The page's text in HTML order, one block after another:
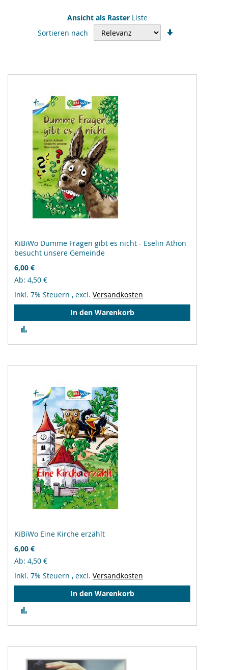
Ansicht als Raster Liste
Sortieren nach
KiBiWo Dumme Fragen gibt es nicht - Eselin Athon
besucht unsere Gemeinde
6,00 €
Ab 4,50 €
Inkl. 7% Steuern , excl. Versandkosten
In den Warenkorb
hinzufügen
KiBiWo Eine Kirche erzählt
6,00 €
Ab 4,50 €
Inkl. 7% Steuern , excl. Versandkosten
In den Warenkorb
hinzufügen